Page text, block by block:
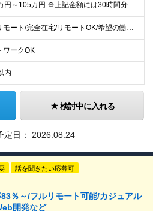
月給35万円～105万円 ※上記金額には30時間分・6万6000円～19.9万円の固定残業代が含まれています。 固定残業代を超える勤務が発生した場合は、追加支給いたします。 ※試用期間3ヶ月あり。期間
★フルリモート/完全在宅/リモートOK/希望の働き方が叶う ◆ご自身のご希望や居住地を考慮し、決定します。 ◆転居を伴う転勤はありません。 全国各地のプロジェクト先での勤務となります。 【東京本
ワークOK
内
検討中に入れる
定日： 2026.08.24
話を聞きたい応募可
％～/フルリモート可能/カジュアル
開発など